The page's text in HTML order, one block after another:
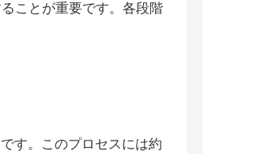
ことが重要です。各段階
す。このプロセスには約